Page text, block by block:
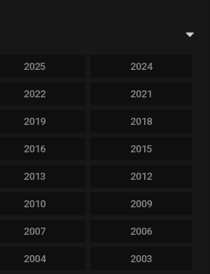
2025 2024
2022 2021
2019 2018
2016 2015
2013 2012
2010 2009
2007 2006
2004 2003